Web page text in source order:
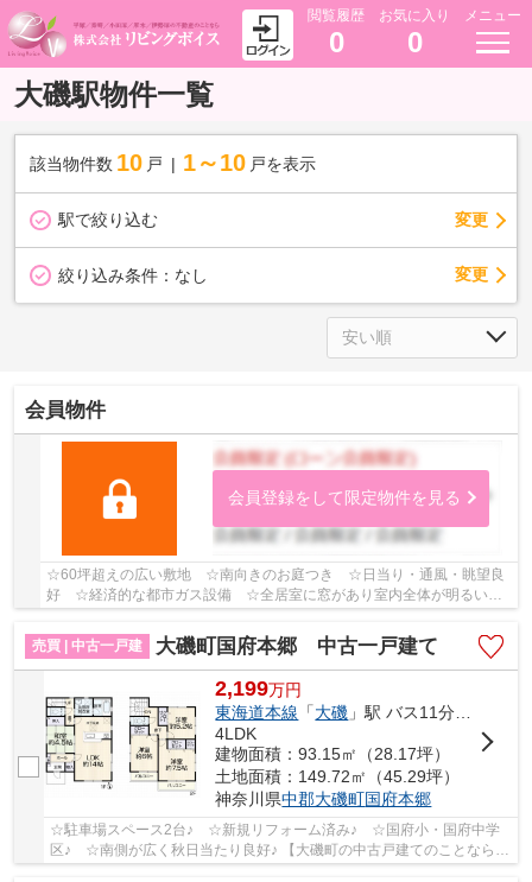
閲覧履歴
0
お気に入り
0
メニュー
大磯駅物件一覧
該当物件数 10 戸 1～10 戸を表示
駅で絞り込む 変更
絞り込み条件： なし 変更
会員物件
会員登録をして限定物件を見る
☆60坪超えの広い敷地 ☆南向きのお庭つき ☆日当り・通風・眺望良
好 ☆経済的な都市ガス設備 ☆全居室に窓があり室内全体が明るいで
売買 | 中古一戸建
大磯町国府本郷 中古一戸建て
2,199万円
東海道本線 「大磯 」駅 バス11分 「中丸（大磯町）」 停歩4分
4LDK
建物面積：93.15㎡（28.17坪）
土地面積：149.72㎡（45.29坪）
神奈川県中郡大磯町国府本郷
☆駐車場スペース2台♪ ☆新規リフォーム済み♪ ☆国府小・国府中学
区♪ ☆南側が広く秋日当たり良好♪ 【大磯町の中古戸建てのことならリ